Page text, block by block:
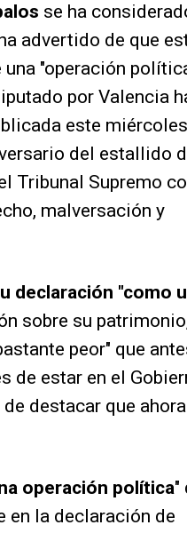
se ha
advertido de que
"operación
por Valencia
este
del estallido
Tribunal Supremo
malversación y
declaración "como
sobre su
peor" que
de estar en el
destacar que
operación política"
en la declaración de